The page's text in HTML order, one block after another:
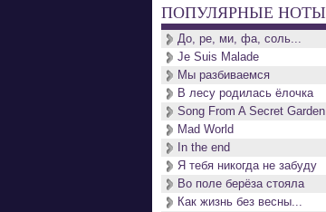
ПОПУЛЯРНЫЕ НОТЫ
До, ре, ми, фа, соль...
Je Suis Malade
Мы разбиваемся
В лесу родилась ёлочка
Song From A Secret
Mad World
In the end
Я тебя никогда не забуду
Во поле берёза стояла
Как жизнь без весны...